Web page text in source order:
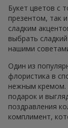
Букет цветов с
презентом, так
сладким
выбрать
нашими
Один из
флористика в
нежным кремом.
подарок и
поздравления
комплимент,